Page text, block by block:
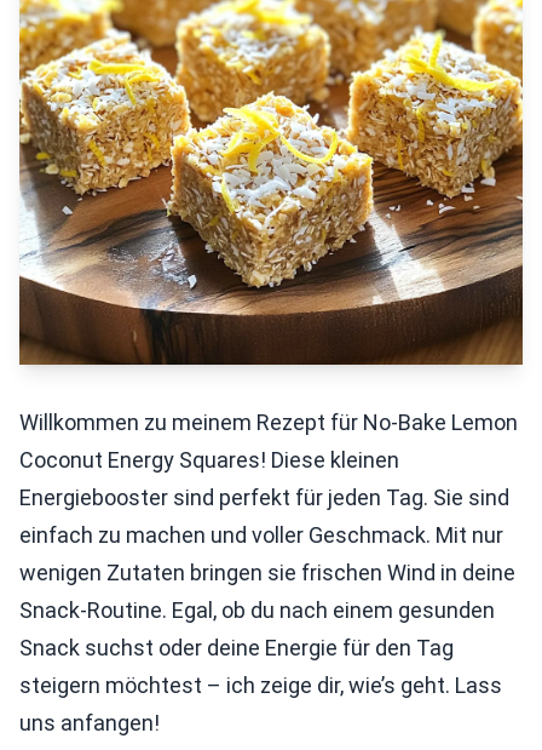
Willkommen zu meinem Rezept für No-Bake Lemon
Coconut Energy Squares! Diese kleinen
Energiebooster sind perfekt für jeden Tag. Sie sind
einfach zu machen und voller Geschmack. Mit nur
wenigen Zutaten bringen sie frischen Wind in deine
Snack-Routine. Egal, ob du nach einem gesunden
Snack suchst oder deine Energie für den Tag
steigern möchtest – ich zeige dir, wie’s geht. Lass
uns anfangen!